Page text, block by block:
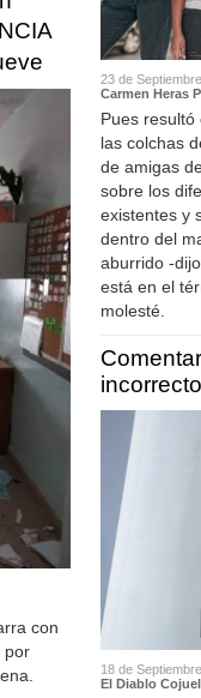
con
por
23 de
Carmen Heras
Pues
las colchas
de amigas
sobre los
existentes y
dentro del
aburrido -
está en el
molesté.
18 de
El Diablo